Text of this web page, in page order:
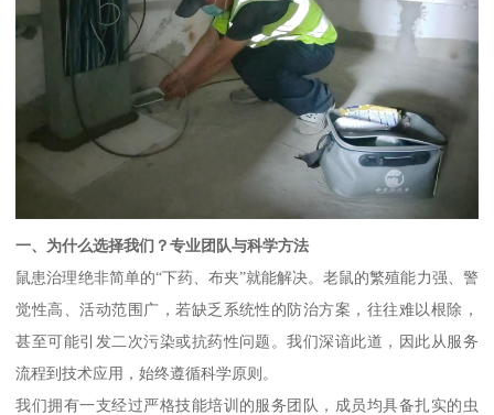
一、为什么选择我们？专业团队与科学方法
鼠患治理绝非简单的“下药、布夹”就能解决。老鼠的繁殖能力强、警
觉性高、活动范围广，若缺乏系统性的防治方案，往往难以根除，
甚至可能引发二次污染或抗药性问题。我们深谙此道，因此从服务
流程到技术应用，始终遵循科学原则。
我们拥有一支经过严格技能培训的服务团队，成员均具备扎实的虫